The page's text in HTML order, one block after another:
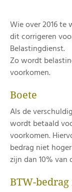
Wie over 2016 te
dit corrigeren
Belastingdienst.
Zo wordt
voorkomen.
Boete
Als de
wordt betaald
voorkomen.
bedrag niet
zijn dan 10% van
BTW-